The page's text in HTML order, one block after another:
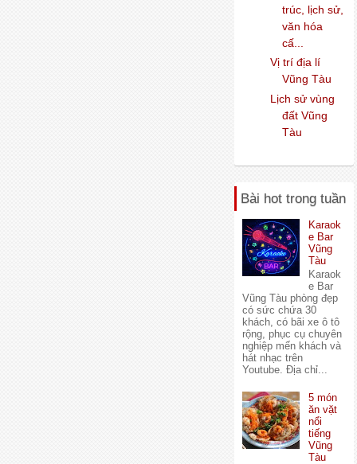
trúc, lịch sử,
văn hóa
cấ...
Vị trí địa lí
Vũng Tàu
Lịch sử vùng
đất Vũng
Tàu
Bài hot trong tuần
Karaok
e Bar
Vũng
Tàu
Karaok
e Bar
Vũng Tàu phòng đẹp
có sức chứa 30
khách, có bãi xe ô tô
rộng, phục cụ chuyên
nghiệp mến khách và
hát nhạc trên
Youtube. Địa chỉ...
5 món
ăn vặt
nổi
tiếng
Vũng
Tàu